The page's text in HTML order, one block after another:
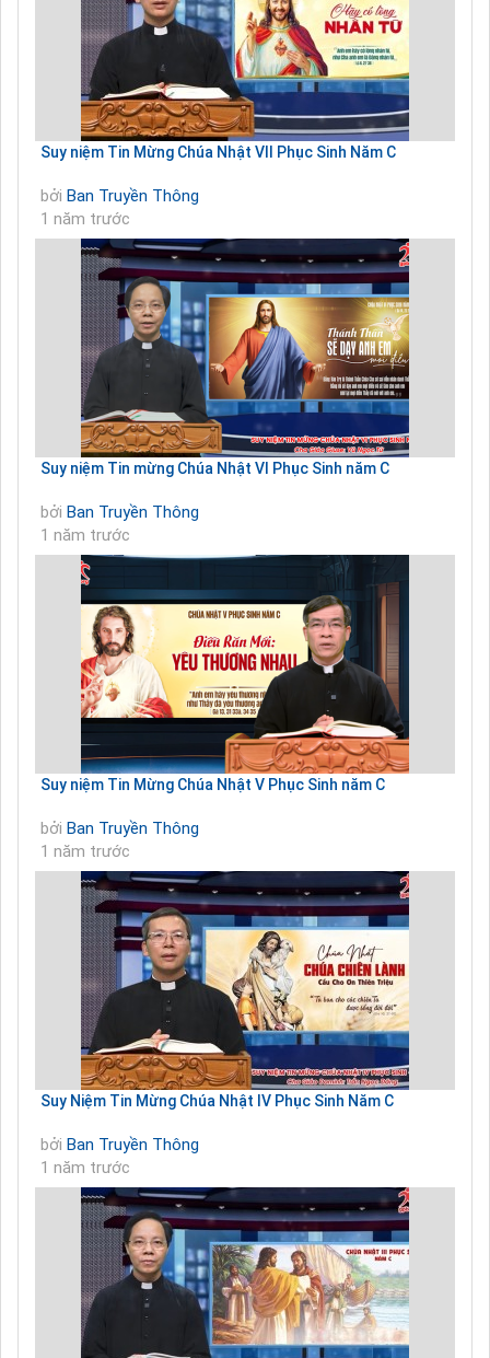
Suy niệm Tin Mừng Chúa Nhật VII Phục Sinh Năm C
bởi Ban Truyền Thông
1 năm trước
Suy niệm Tin mừng Chúa Nhật VI Phục Sinh năm C
bởi Ban Truyền Thông
1 năm trước
Suy niệm Tin Mừng Chúa Nhật V Phục Sinh năm C
bởi Ban Truyền Thông
1 năm trước
Suy Niệm Tin Mừng Chúa Nhật IV Phục Sinh Năm C
bởi Ban Truyền Thông
1 năm trước